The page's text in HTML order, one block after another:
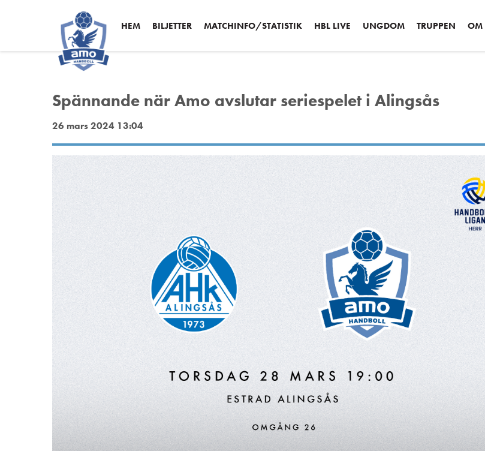
HEM BILJETTER MATCHINFO/STATISTIK HBL LIVE UNGDOM TRUPPEN OM
Spännande när Amo avslutar seriespelet i Alingsås
26 mars 2024 13:04